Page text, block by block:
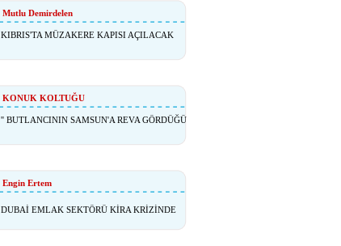
Mutlu Demirdelen
KIBRIS'TA MÜZAKERE KAPISI AÇILACAK
KONUK KOLTUĞU
'' BUTLANCININ SAMSUN'A REVA GÖRDÜĞÜ
Engin Ertem
DUBAİ EMLAK SEKTÖRÜ KİRA KRİZİNDE